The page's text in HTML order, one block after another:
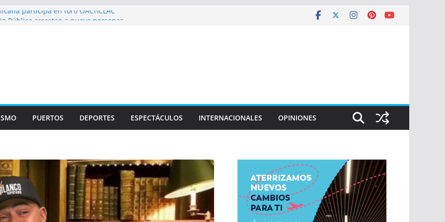
participa en foro OACI\CLAC
en normas de calidad ISO
multidisciplinario operativo médico
PUERTOS DEPORTES ESPECTÁCULOS INTERNACIONALES OPINIONES